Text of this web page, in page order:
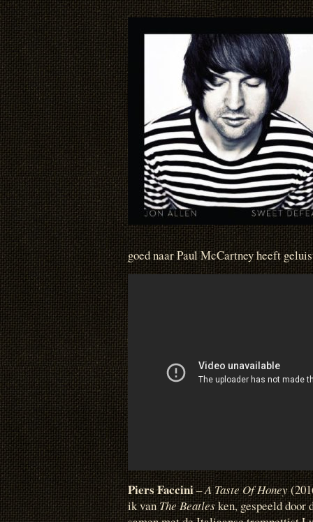
goed naar Paul McCartney heeft
Piers Faccini–A Taste Of Honey
ik vanThe Beatlesken, gespeeld